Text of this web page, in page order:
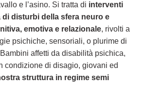
e l’asino. Si tratta di interventi
di disturbi della sfera neuro e
emotiva e relazionale, rivolti a
psichiche, sensoriali, o plurime di
affetti da disabilità psichica,
condizione di disagio, giovani ed
struttura in regime semi